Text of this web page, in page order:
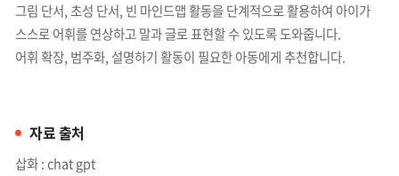
그림 단서, 초성 단서, 빈 마인드맵 활동을 단계적으로 활용하여 아이가
스스로 어휘를 연상하고 말과 글로 표현할 수 있도록 도와줍니다.
어휘 확장, 범주화, 설명하기 활동이 필요한 아동에게 추천합니다.
자료 출처
삽화 : chat gpt